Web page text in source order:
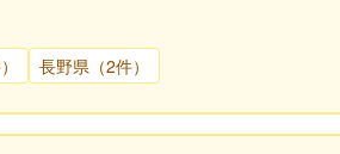
長野県（2件）